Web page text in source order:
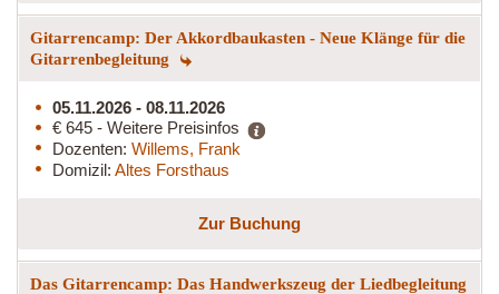
Gitarrencamp: Der Akkordbaukasten - Neue Klänge für die
Gitarrenbegleitung
05.11.2026 - 08.11.2026
€ 645 - Weitere Preisinfos
Dozenten: Willems, Frank
Domizil: Altes Forsthaus
Zur Buchung
Das Gitarrencamp: Das Handwerkszeug der Liedbegleitung